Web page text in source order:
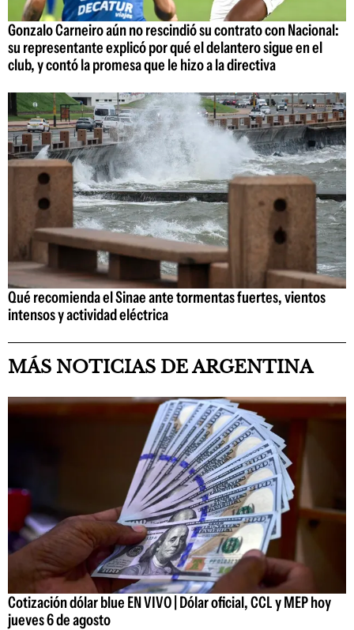
Gonzalo Carneiro aún no rescindió su contrato con Nacional:
su representante explicó por qué el delantero sigue en el
club, y contó la promesa que le hizo a la directiva
Qué recomienda el Sinae ante tormentas fuertes, vientos
intensos y actividad eléctrica
MÁS NOTICIAS DE ARGENTINA
Cotización dólar blue EN VIVO | Dólar oficial, CCL y MEP hoy
jueves 6 de agosto